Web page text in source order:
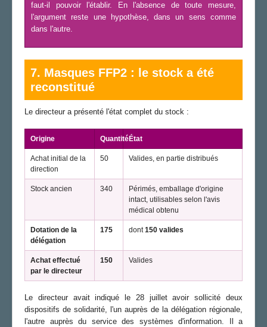
faut-il pouvoir l'établir. En l'absence de toute mesure,
l'argument reste une hypothèse, dans un sens comme
dans l'autre.
7. Masques FFP2 : le stock a été
reconstitué
Le directeur a présenté l'état complet du stock :
Origine QuantitéÉtat
Achat initial de la
direction
50 Valides, en partie distribués
Stock ancien 340
Périmés, emballage d'origine
intact, utilisables selon l'avis
médical obtenu
Dotation de la
délégation
175 dont150 valides
Achat effectué
par le directeur
150 Valides
Le directeur avait indiqué le 28 juillet avoir sollicité deux
dispositifs de solidarité, l'un auprès de la délégation régionale,
l'autre auprès du service des systèmes d'information. Il a